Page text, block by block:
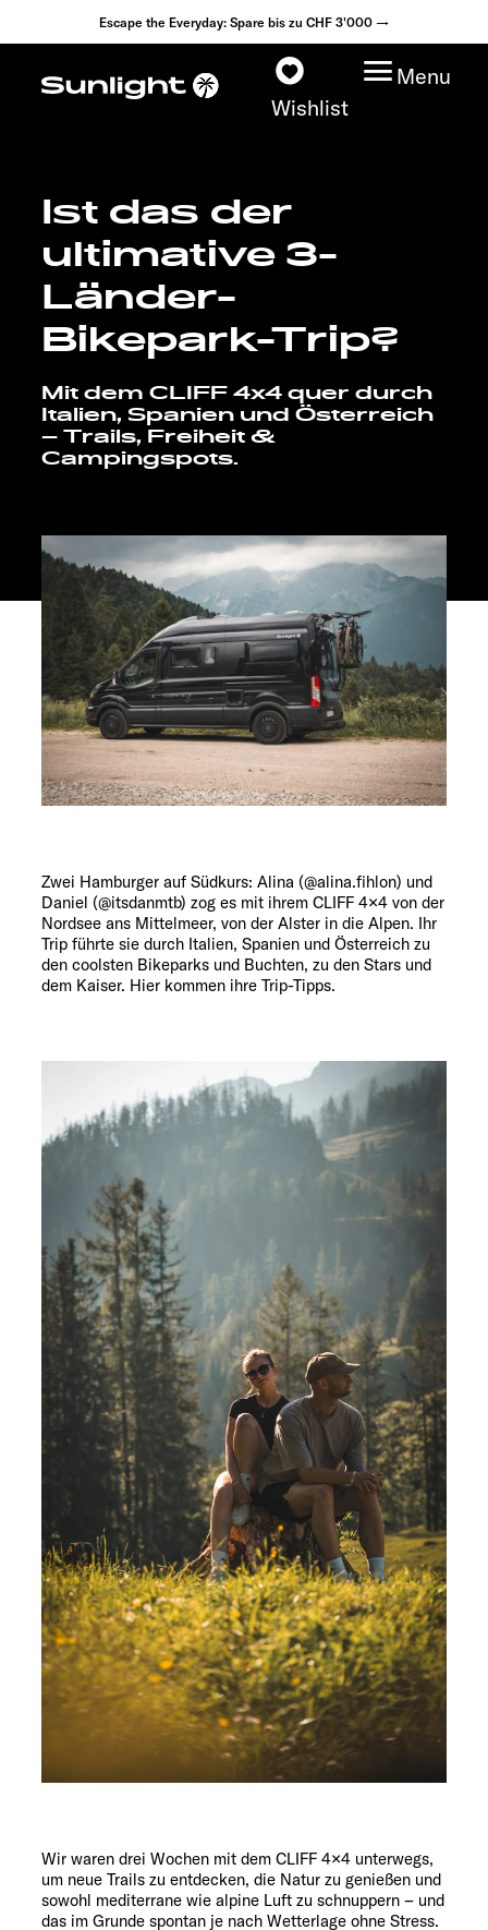
Escape the Everyday: Spare bis zu CHF 3'000 →
Wishlist
Menu
Modelle
Konfigurator
Fahrzeugfinder
Händlersuche
Explore
Ist das der
ultimative 3-
Länder-
Bikepark-Trip?
Mit dem CLIFF 4x4 quer durch
Italien, Spanien und Österreich
– Trails, Freiheit &
Campingspots.
Zwei Hamburger auf Südkurs: Alina (@alina.fihlon) und
Daniel (@itsdanmtb) zog es mit ihrem CLIFF 4×4 von der
Nordsee ans Mittelmeer, von der Alster in die Alpen. Ihr
Trip führte sie durch Italien, Spanien und Österreich zu
den coolsten Bikeparks und Buchten, zu den Stars und
dem Kaiser. Hier kommen ihre Trip-Tipps.
Wir waren drei Wochen mit dem CLIFF 4×4 unterwegs,
um neue Trails zu entdecken, die Natur zu genießen und
sowohl mediterrane wie alpine Luft zu schnuppern – und
das im Grunde spontan je nach Wetterlage ohne Stress.